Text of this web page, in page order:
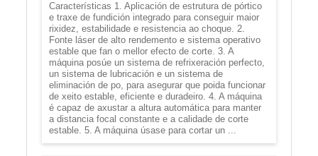
Características 1. Aplicación de estrutura de pórtico
e traxe de fundición integrado para conseguir maior
rixidez, estabilidade e resistencia ao choque. 2.
Fonte láser de alto rendemento e sistema operativo
estable que fan o mellor efecto de corte. 3. A
máquina posúe un sistema de refrixeración perfecto,
un sistema de lubricación e un sistema de
eliminación de po, para asegurar que poida funcionar
de xeito estable, eficiente e duradeiro. 4. A máquina
é capaz de axustar a altura automática para manter
a distancia focal constante e a calidade de corte
estable. 5. A máquina úsase para cortar un ...